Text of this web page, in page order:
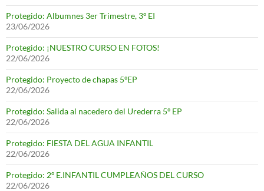
Protegido: Albumnes 3er Trimestre, 3º EI
23/06/2026
Protegido: ¡NUESTRO CURSO EN FOTOS!
22/06/2026
Protegido: Proyecto de chapas 5ºEP
22/06/2026
Protegido: Salida al nacedero del Urederra 5º EP
22/06/2026
Protegido: FIESTA DEL AGUA INFANTIL
22/06/2026
Protegido: 2º E.INFANTIL CUMPLEAÑOS DEL CURSO
22/06/2026